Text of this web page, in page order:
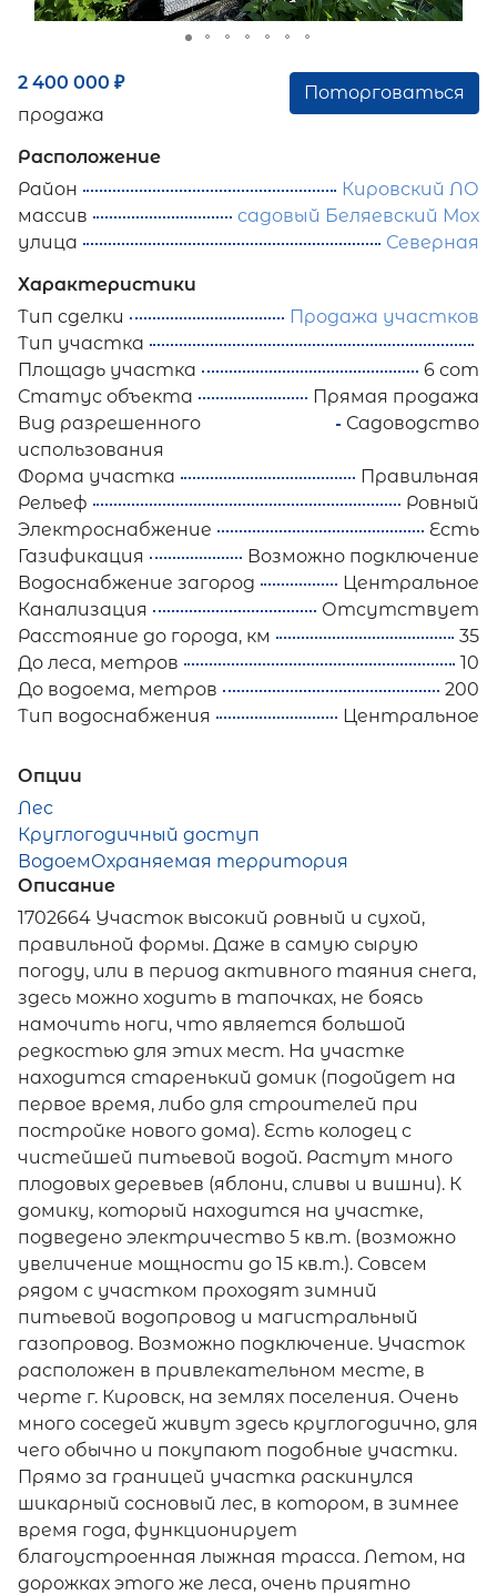
2 400 000 ₽
продажа
Поторговаться
Расположение
Район
Кировский ЛО
массив
садовый Беляевский Мох
улица
Северная
Характеристики
Тип сделки
Продажа участков
Тип участка
Площадь участка
6 сот
Статус объекта
Прямая продажа
Вид разрешенного
использования
Садоводство
Форма участка
Правильная
Рельеф
Ровный
Электроснабжение
Есть
Газификация
Возможно подключение
Водоснабжение загород
Центральное
Канализация
Отсутствует
Расстояние до города, км
35
До леса, метров
10
До водоема, метров
200
Тип водоснабжения
Центральное
Опции
Лес
Круглогодичный доступ
ВодоемОхраняемая территория
Описание
1702664 Участок высокий ровный и сухой,
правильной формы. Даже в самую сырую
погоду, или в период активного таяния снега,
здесь можно ходить в тапочках, не боясь
намочить ноги, что является большой
редкостью для этих мест. На участке
находится старенький домик (подойдет на
первое время, либо для строителей при
постройке нового дома). Есть колодец с
чистейшей питьевой водой. Растут много
плодовых деревьев (яблони, сливы и вишни). К
домику, который находится на участке,
подведено электричество 5 кв.т. (возможно
увеличение мощности до 15 кв.т.). Совсем
рядом с участком проходят зимний
питьевой водопровод и магистральный
газопровод. Возможно подключение. Участок
расположен в привлекательном месте, в
черте г. Кировск, на землях поселения. Очень
много соседей живут здесь круглогодично, для
чего обычно и покупают подобные участки.
Прямо за границей участка раскинулся
шикарный сосновый лес, в котором, в зимнее
время года, функционирует
благоустроенная лыжная трасса. Летом, на
дорожках этого же леса, очень приятно